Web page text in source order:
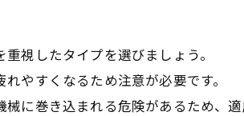
視したタイプを選びましょう。
やすくなるため注意が必要です。
に巻き込まれる危険があるため、